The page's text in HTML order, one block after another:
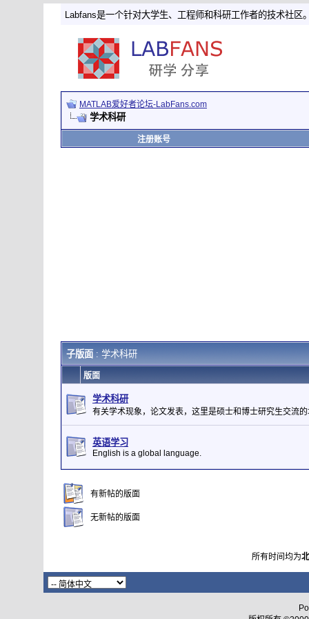
Labfans是一个针对大学生、工程师和科研工作者的技术社区
MATLAB爱好者论坛-LabFans.com
学术科研
注册账号
子版面: 学术科研
版面
学术科研
有关学术现象，论文发表，这里是硕士和博士研究生交流
英语学习
English is a global language.
有新帖的版面
无新帖的版面
所有时间均为